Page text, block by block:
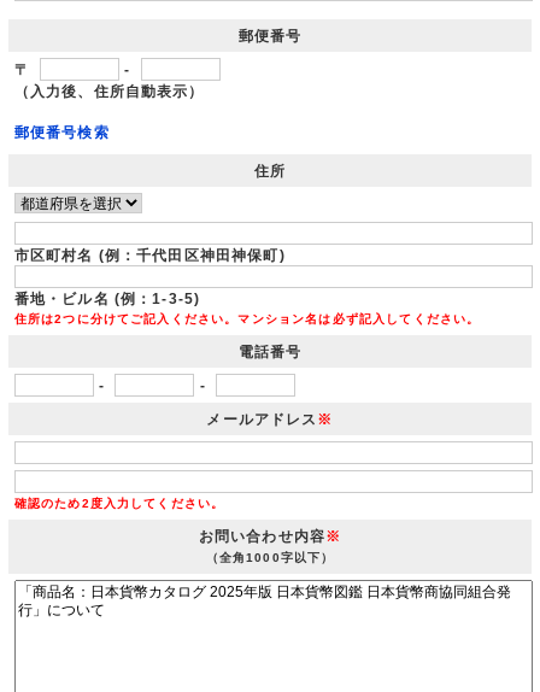
郵便番号
〒
-
（入力後、住所自動表示）
郵便番号検索
住所
市区町村名 (例：千代田区神田神保町)
番地・ビル名 (例：1-3-5)
住所は2つに分けてご記入ください。マンション名は必ず記入してください。
電話番号
- -
メールアドレス ※
確認のため2度入力してください。
お問い合わせ内容※
（全角1000字以下）